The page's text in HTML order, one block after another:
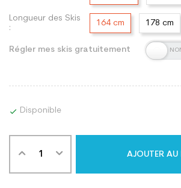
Longueur des Skis
:
164 cm 178 cm
Régler mes skis gratuitement
 Disponible
AJOUTER AU